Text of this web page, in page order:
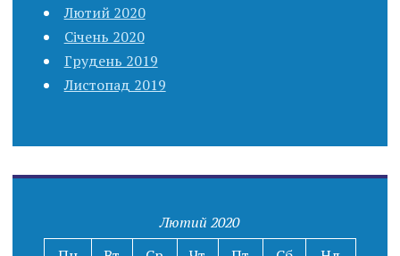
Лютий 2020
Січень 2020
Грудень 2019
Листопад 2019
Лютий 2020